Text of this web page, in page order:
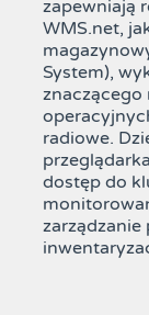
zapewniają
WMS.net,
System),
znaczącego
radiowe.
dostęp do
zarządzanie